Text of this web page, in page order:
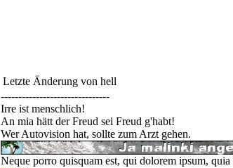
Letzte Änderung von hell
-------------------------------
Irre ist menschlich!
An mia hätt der Freud sei Freud g'habt!
Wer Autovision hat, sollte zum Arzt gehen.
Neque porro quisquam est, qui dolorem ipsum,